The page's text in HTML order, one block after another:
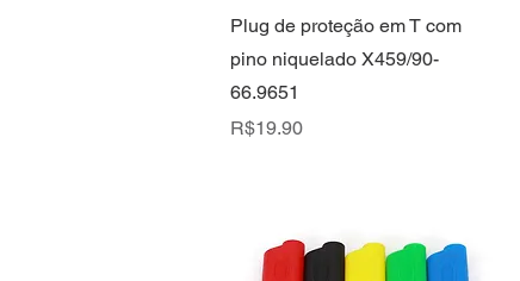
Quick View
Plug de proteção em T com
pino niquelado X459/90-
66.9651
Price
R$19.90